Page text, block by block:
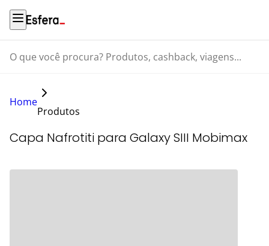
O que você procura? Produtos, cashback, viagens...
Home
Produtos
Capa Nafrotiti para Galaxy SIII Mobimax